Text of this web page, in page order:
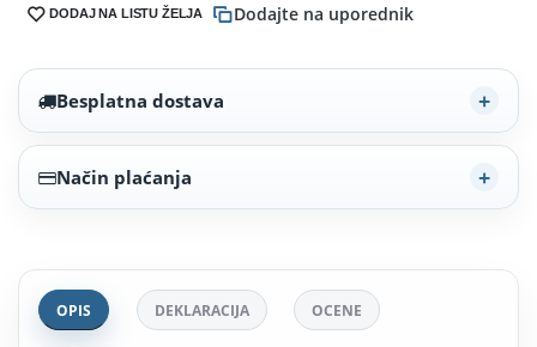
DODAJ NA LISTU ŽELJA Dodajte na uporednik
Besplatna dostava
Način plaćanja
OPIS DEKLARACIJA OCENE